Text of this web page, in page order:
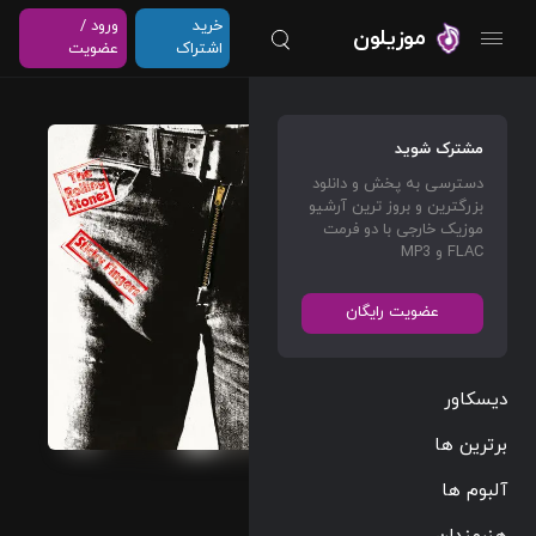
موزیلون
خرید
اشتراک
ورود /
عضویت
مشترک شوید
دسترسی به پخش و دانلود
بزرگترین و بروز ترین آرشیو
موزیک خارجی با دو فرمت
FLAC و MP3
عضویت رایگان
دیسکاور
برترین ها
آلبوم ها
Love In
Vain
(Live
At
Univer
sity Of
Leeds
The
Rolling
Stones
06:28